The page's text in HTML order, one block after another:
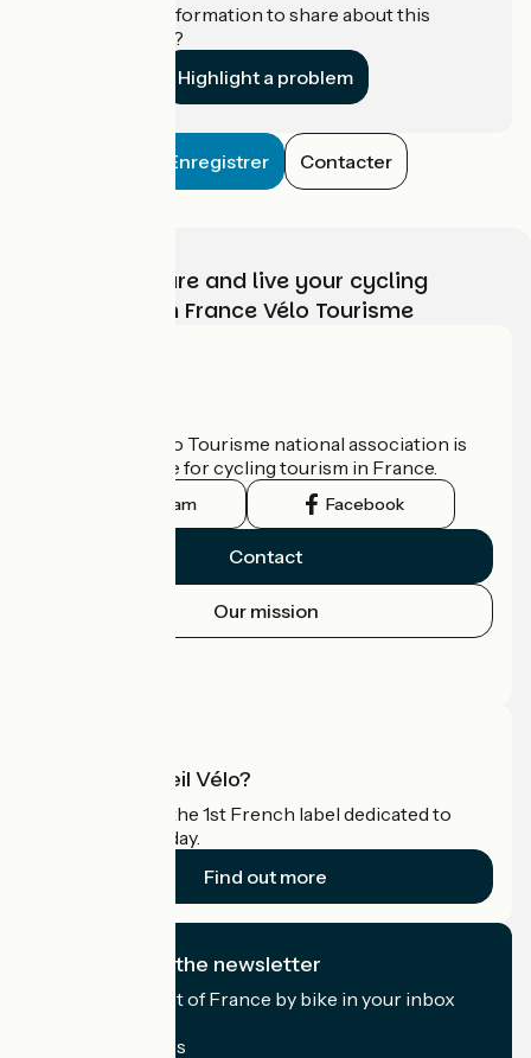
Do you have information to share about this
establishment?
Highlight a problem
Enregistrer Contacter
Choose, prepare and live your cycling
adventure with France Vélo Tourisme
The France Vélo Tourisme national association is
the official guide for cycling tourism in France.
Instagram Facebook
Contact
Our mission
What is Accueil Vélo?
Accueil Vélo is the 1st French label dedicated to
cyclists on holiday.
Find out more
I subscribe to the newsletter
Receive the best of France by bike in your inbox
My email address